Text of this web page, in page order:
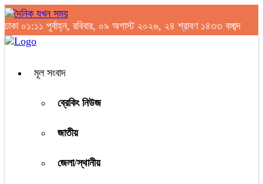
ঢাকা ০১:১১ পূর্বাহ্ন, রবিবার, ০৯ অগাস্ট ২০২৬, ২৪ শ্রাবণ ১৪৩৩ বঙ্গাব্দ
মূল সংবাদ
ব্রেকিং নিউজ
জাতীয়
জেলা/স্থানীয়